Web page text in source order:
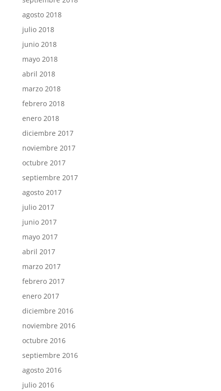
agosto 2018
julio 2018
junio 2018
mayo 2018
abril 2018
marzo 2018
febrero 2018
enero 2018
diciembre 2017
noviembre 2017
octubre 2017
septiembre 2017
agosto 2017
julio 2017
junio 2017
mayo 2017
abril 2017
marzo 2017
febrero 2017
enero 2017
diciembre 2016
noviembre 2016
octubre 2016
septiembre 2016
agosto 2016
julio 2016